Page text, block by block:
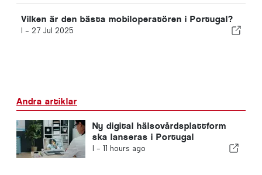
Vilken är den bästa mobiloperatören i Portugal?
I - 27 Jul 2025
Andra artiklar
Ny digital hälsovårdsplattform
ska lanseras i Portugal
I - 11 hours ago